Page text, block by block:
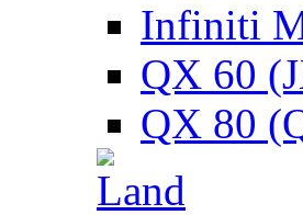
Infiniti
QX 60
QX 80